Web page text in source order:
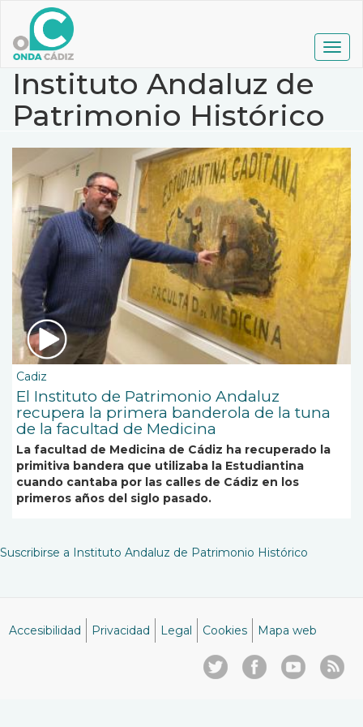
contenido
principal
Instituto Andaluz de
Patrimonio Histórico
Cadiz
El Instituto de Patrimonio Andaluz
recupera la primera banderola de la tuna
de la facultad de Medicina
La facultad de Medicina de Cádiz ha recuperado la
primitiva bandera que utilizaba la Estudiantina
cuando cantaba por las calles de Cádiz en los
primeros años del siglo pasado.
Suscribirse a Instituto Andaluz de Patrimonio Histórico
Accesibilidad Privacidad Legal Cookies Mapa web